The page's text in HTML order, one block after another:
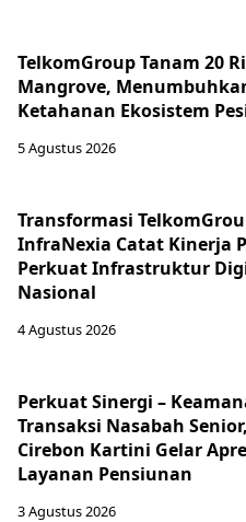
TelkomGroup Tanam 20
Mangrove,
Ketahanan Ekosistem
5 Agustus 2026
Transformasi
InfraNexia Catat Kinerja
Perkuat Infrastruktur
Nasional
4 Agustus 2026
Perkuat Sinergi –
Transaksi Nasabah
Cirebon Kartini Gelar
Layanan Pensiunan
3 Agustus 2026